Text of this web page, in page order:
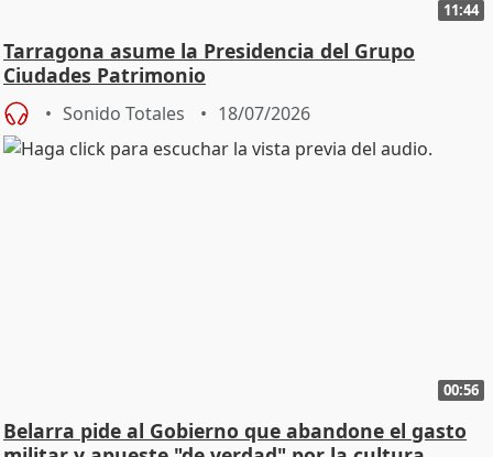
11:44
Tarragona asume la Presidencia del Grupo
Ciudades Patrimonio
Sonido Totales 18/07/2026
00:56
Belarra pide al Gobierno que abandone el gasto